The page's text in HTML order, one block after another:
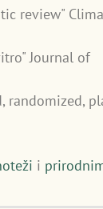
review"
Journal of
randomized,
i